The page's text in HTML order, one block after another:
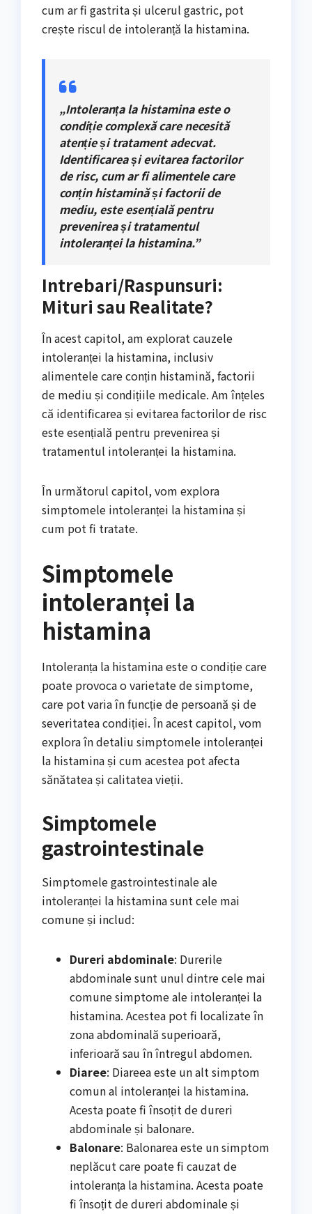
cum ar fi gastrita și ulcerul gastric, pot
crește riscul de intoleranță la histamina.
„Intoleranța la histamina este o
condiție complexă care necesită
atenție și tratament adecvat.
Identificarea și evitarea factorilor
de risc, cum ar fi alimentele care
conțin histamină și factorii de
mediu, este esențială pentru
prevenirea și tratamentul
intoleranței la histamina.”
Intrebari/Raspunsuri:
Mituri sau Realitate?
În acest capitol, am explorat cauzele
intoleranței la histamina, inclusiv
alimentele care conțin histamină, factorii
de mediu și condițiile medicale. Am înțeles
că identificarea și evitarea factorilor de risc
este esențială pentru prevenirea și
tratamentul intoleranței la histamina.
În următorul capitol, vom explora
simptomele intoleranței la histamina și
cum pot fi tratate.
Simptomele
intoleranței la
histamina
Intoleranța la histamina este o condiție care
poate provoca o varietate de simptome,
care pot varia în funcție de persoană și de
severitatea condiției. În acest capitol, vom
explora în detaliu simptomele intoleranței
la histamina și cum acestea pot afecta
sănătatea și calitatea vieții.
Simptomele
gastrointestinale
Simptomele gastrointestinale ale
intoleranței la histamina sunt cele mai
comune și includ:
Dureri abdominale: Durerile
abdominale sunt unul dintre cele mai
comune simptome ale intoleranței la
histamina. Acestea pot fi localizate în
zona abdominală superioară,
inferioară sau în întregul abdomen.
Diaree: Diareea este un alt simptom
comun al intoleranței la histamina.
Acesta poate fi însoțit de dureri
abdominale și balonare.
Balonare: Balonarea este un simptom
neplăcut care poate fi cauzat de
intoleranța la histamina. Acesta poate
fi însoțit de dureri abdominale și